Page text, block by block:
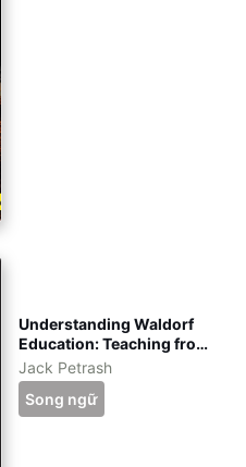
Understanding Waldorf
Education: Teaching from
the Inside Out tiếng Việt -
kèm file gốc tiếng Anh -
eBook ePub, azw3, pdf
Jack Petrash
Song ngữ